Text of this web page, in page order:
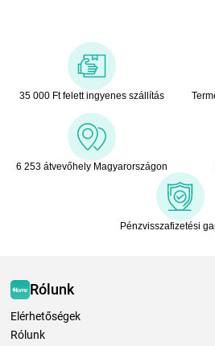
35 000 Ft felett ingyenes szállítás
6 253 átvevőhely Magyarországon
Pénzvisszafizetési
Rólunk
Elérhetőségek
Rólunk